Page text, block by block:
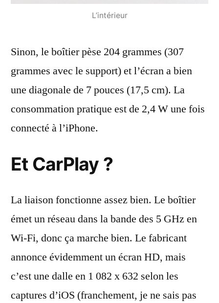
L’intérieur
Sinon, le boîtier pèse 204 grammes (307
grammes avec le support) et l’écran a bien
une diagonale de 7 pouces (17,5 cm). La
consommation pratique est de 2,4 W une fois
connecté à l’iPhone.
Et CarPlay ?
La liaison fonctionne assez bien. Le boîtier
émet un réseau dans la bande des 5 GHz en
Wi-Fi, donc ça marche bien. Le fabricant
annonce évidemment un écran HD, mais
c’est une dalle en 1 082 x 632 selon les
captures d’iOS (franchement, je ne sais pas